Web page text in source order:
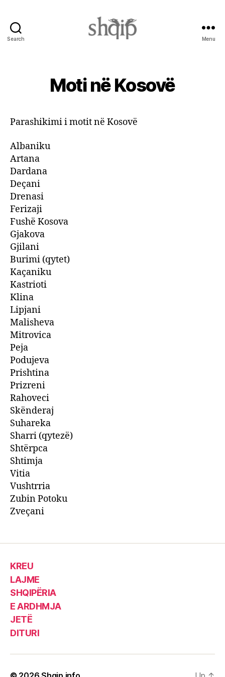
Search Menu
Moti në Kosovë
Parashikimi i motit në Kosovë
Albaniku
Artana
Dardana
Deçani
Drenasi
Ferizaji
Fushë Kosova
Gjakova
Gjilani
Burimi (qytet)
Kaçaniku
Kastrioti
Klina
Lipjani
Malisheva
Mitrovica
Peja
Podujeva
Prishtina
Prizreni
Rahoveci
Skënderaj
Suhareka
Sharri (qytezë)
Shtërpca
Shtimja
Vitia
Vushtrria
Zubin Potoku
Zveçani
KREU
LAJME
SHQIPËRIA
E ARDHMJA
JETË
DITURI